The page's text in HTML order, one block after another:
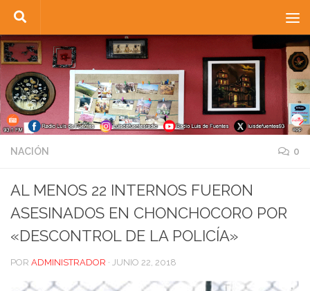
Saltar al contenido
NACIÓN 0
AL MENOS 22 INTERNOS FUERON
ASESINADOS EN CHONCHOCORO POR
«DESCONTROL DE LA POLICÍA»
POR ADMINISTRADOR · JUNIO 22, 2018